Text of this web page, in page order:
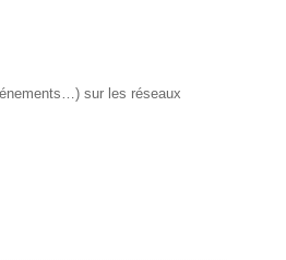
sur les réseaux